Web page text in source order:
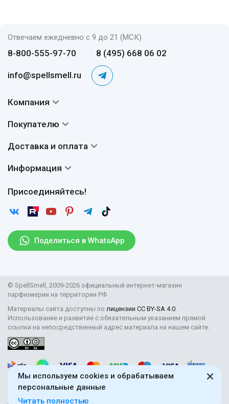
Мы используем cookies и обрабатываем
персональные данные
Читать полностью
Отвечаем ежедневно с 9 до 21 (МСК)
8-800-555-97-70 8 (495) 668 06 02
info@spellsmell.ru
Поделиться в WhatsApp
Присоединяйтесь!
Компания
Авторы
Сертификаты
Покупателю
Вопросы и ответы
Отзывы
Статьи
Рассылка
Доставка и оплата
Доставка
Возврат
Информация
Пользовательское соглашение
Защита персональных данных
Правила продажи товаров (Постановление Правительства
Поставщикам
© SpellSmell, 2009-2026 официальный интернет-магазин
парфюмерии на территории РФ
Материалы сайта доступны по лицензии CC BY-SA 4.0.
Использование и развитие с обязательным указанием прямой
ссылки на непосредственный адрес материала на нашем сайте.